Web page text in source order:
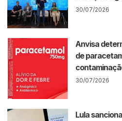
30/07/2026
Anvisa
de
30/07/2026
Lula